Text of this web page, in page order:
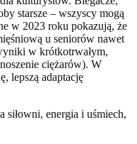
starsze – wszyscy mogą
w 2023 roku pokazują, że
u seniorów nawet
w krótkotrwałym,
ciężarów). W
lepszą adaptację